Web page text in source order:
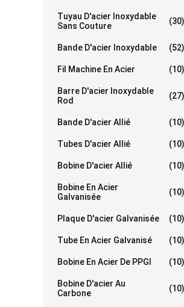
Tuyau D'acier Inoxydable
Sans Couture
(30)
Bande D'acier Inoxydable (52)
Fil Machine En Acier (10)
Barre D'acier Inoxydable
Rod
(27)
Bande D'acier Allié (10)
Tubes D'acier Allié (10)
Bobine D'acier Allié (10)
Bobine En Acier
Galvanisée
(10)
Plaque D'acier Galvanisée (10)
Tube En Acier Galvanisé (10)
Bobine En Acier De PPGI (10)
Bobine D'acier Au
Carbone
(10)